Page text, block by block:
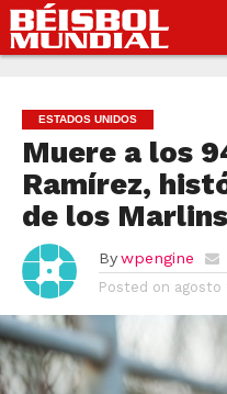
ESTADOS UNIDOS
Muere a los
Ramírez,
de los Marlins
By wpengine
Posted on agosto